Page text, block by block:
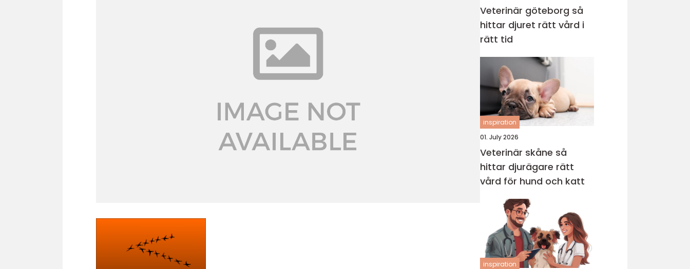
Veterinär göteborg så
hittar djuret rätt vård i
rätt tid
inspiration
01. July 2026
Veterinär skåne så
hittar djurägare rätt
vård för hund och katt
inspiration